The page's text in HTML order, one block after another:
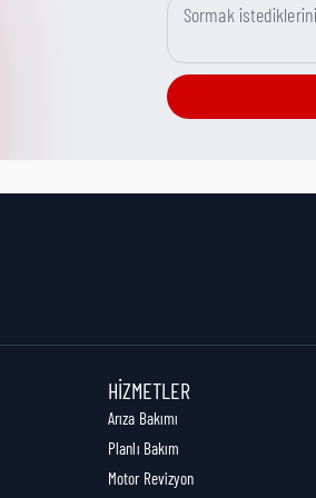
HIZMETLER
Arıza Bakımı
Planlı Bakım
Motor Revizyon